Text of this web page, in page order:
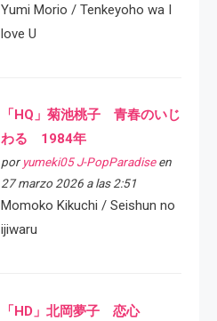
Yumi Morio / Tenkeyoho wa I
love U
「HQ」菊池桃子 青春のいじ
わる 1984年
por yumeki05 J-PopParadiseen
27 marzo 2026 a las 2:51
Momoko Kikuchi / Seishun no
ijiwaru
「HD」北岡夢子 恋心